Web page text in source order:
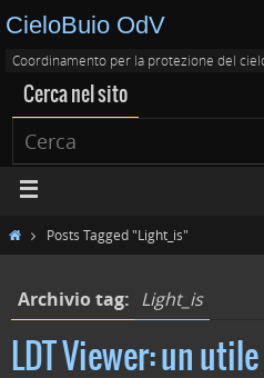
CieloBuio OdV
Coordinamento per la protezione del
Cerca nel sito
Posts Tagged "Light_is"
Archivio tag: Light_is
LDT Viewer: un